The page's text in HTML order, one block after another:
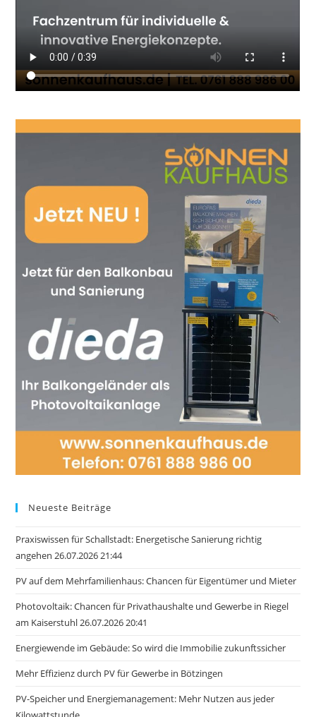
Neueste Beiträge
Praxiswissen für Schallstadt: Energetische Sanierung richtig
angehen 26.07.2026 21:44
PV auf dem Mehrfamilienhaus: Chancen für Eigentümer und Mieter
Photovoltaik: Chancen für Privathaushalte und Gewerbe in Riegel
am Kaiserstuhl 26.07.2026 20:41
Energiewende im Gebäude: So wird die Immobilie zukunftssicher
Mehr Effizienz durch PV für Gewerbe in Bötzingen
PV-Speicher und Energiemanagement: Mehr Nutzen aus jeder